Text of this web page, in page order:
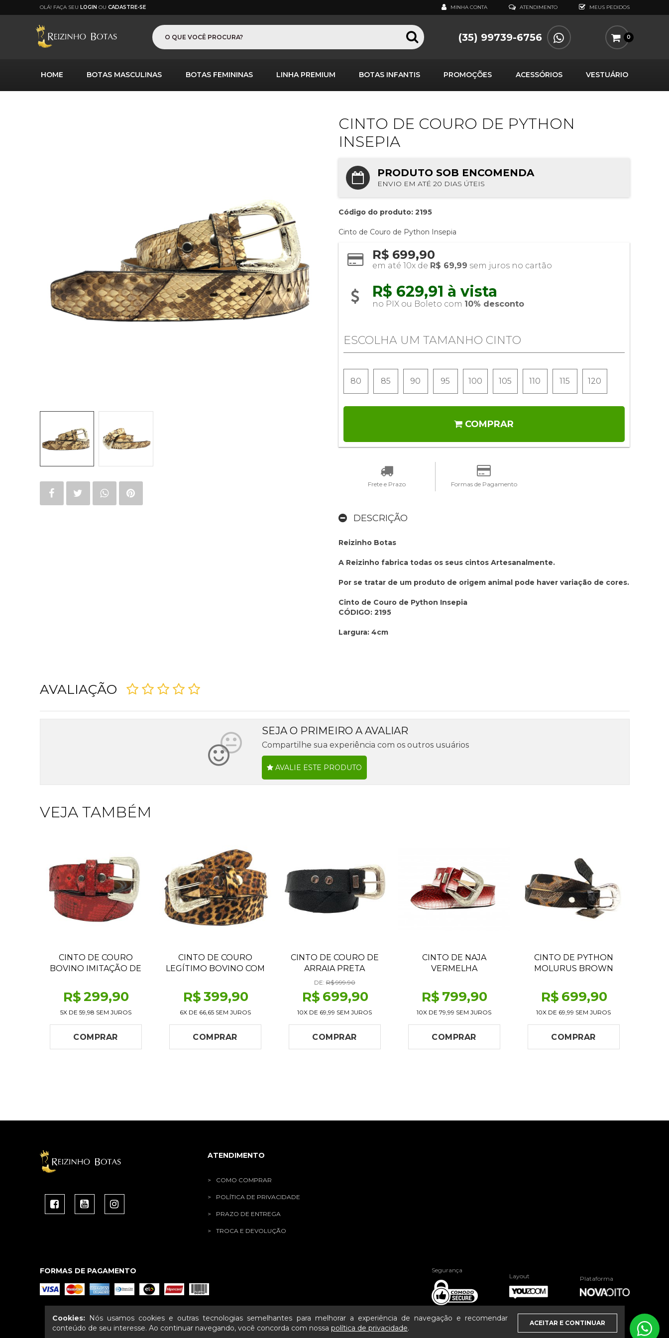
OLÁ! FAÇA SEU LOGIN OU CADASTRE-SE MINHA CONTA ATENDIMENTO MEUS PEDIDOS
(35) 99739-6756 0
HOME BOTAS MASCULINAS BOTAS FEMININAS LINHA PREMIUM BOTAS INFANTIS PROMOÇÕES ACESSÓRIOS VESTUÁRIO
CINTO DE COURO DE PYTHON
INSEPIA
PRODUTO SOB ENCOMENDA
ENVIO EM ATÉ 20 DIAS ÚTEIS
Código do produto: 2195
Cinto de Couro de Python Insepia
R$ 699,90
em até 10x de R$ 69,99 sem juros no cartão
R$ 629,91 à vista
no PIX ou Boleto com 10% desconto
ESCOLHA UM TAMANHO CINTO
80 85 90 95 100 105 110 115 120
COMPRAR
Frete e Prazo Formas de Pagamento
DESCRIÇÃO
Reizinho Botas
A Reizinho fabrica todas os seus cintos Artesanalmente.
Por se tratar de um produto de origem animal pode haver variação de cores.
Cinto de Couro de Python Insepia
CÓDIGO: 2195
Largura: 4cm
AVALIAÇÃO
SEJA O PRIMEIRO A AVALIAR
Compartilhe sua experiência com os outros usuários
AVALIE ESTE PRODUTO
VEJA TAMBÉM
CINTO DE COURO
BOVINO IMITAÇÃO DE
R$299,90
5X DE 59,98 SEM JUROS
COMPRAR
CINTO DE COURO
LEGÍTIMO BOVINO COM
ONÇA
R$399,90
6X DE 66,65SEM JUROS
COMPRAR
CINTO DE COURO DE
ARRAIA PRETA
DE:R$ 999.90
R$ 699,90
10X DE 69,99 SEM JUROS
COMPRAR
CINTO DE NAJA
VERMELHA
R$ 799,90
10X DE 79,99 SEM JUROS
COMPRAR
CINTO DE PYTHON
MOLURUS BROWN
R$ 699,90
10X DE 69,99 SEM JUROS
COMPRAR
ATENDIMENTO
COMO COMPRAR
POLÍTICA DE PRIVACIDADE
PRAZO DE ENTREGA
TROCA E DEVOLUÇÃO
FORMAS DE PAGAMENTO
Segurança
Layout
Plataforma
Cookies:Nós usamos cookies e outras tecnologias semelhantes para melhorar a experiência de navegação e recomendar
conteúdo de seu interesse. Ao continuar navegando, você concorda com nossa política de privacidade.
ACEITAR E CONTINUAR